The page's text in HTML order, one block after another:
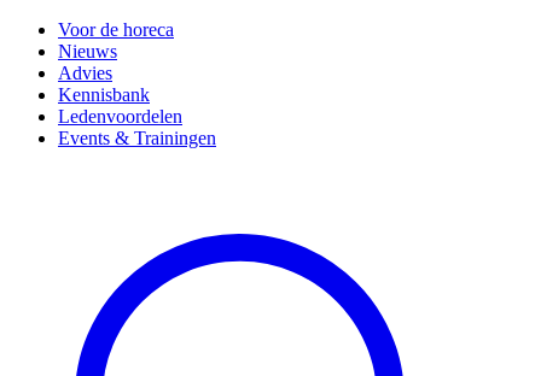
Voor de horeca
Nieuws
Advies
Kennisbank
Ledenvoordelen
Events & Trainingen